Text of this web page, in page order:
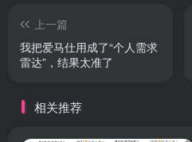
上一篇
我把爱马仕用成了“个人需求
雷达”，结果太准了
相关推荐